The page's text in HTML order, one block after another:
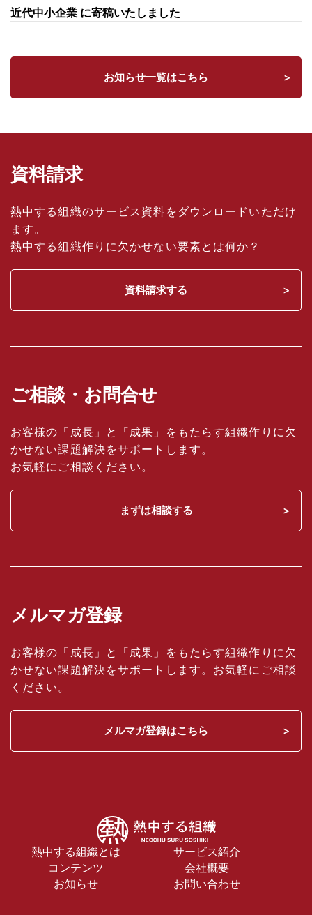
近代中小企業 に寄稿いたしました
お知らせ一覧はこちら
資料請求
熱中する組織のサービス資料をダウンロードいただけ
ます。
熱中する組織作りに欠かせない要素とは何か？
資料請求する
ご相談・お問合せ
お客様の「成長」と「成果」をもたらす組織作りに欠
かせない課題解決をサポートします。
お気軽にご相談ください。
まずは相談する
メルマガ登録
お客様の「成長」と「成果」をもたらす組織作りに欠
かせない課題解決をサポートします。お気軽にご相談
ください。
メルマガ登録はこちら
熱中する組織とは
サービス紹介
コンテンツ
会社概要
お知らせ
お問い合わせ